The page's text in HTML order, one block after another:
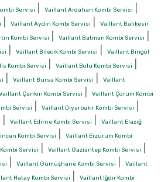
Servisi Vaillant Ardahan Kombi Servisi
Vaillant Aydın Kombi Servisi
Vaillant Balıkesir
Kombi Servisi Vaillant Batman Kombi Servisi
Vaillant Bilecik Kombi Servisi
Vaillant Bingöl
Kombi Servisi Vaillant Bolu Kombi Servisi
Vaillant Bursa Kombi Servisi
Vaillant
Çankırı Kombi Servisi
Vaillant Çorum Kombi
Servisi Vaillant Diyarbakır Kombi Servisi
Vaillant Edirne Kombi Servisi
Vaillant Elazığ
Kombi Servisi
Vaillant Erzurum Kombi
Servisi Vaillant Gaziantep Kombi Servisi
Vaillant Gümüşhane Kombi Servisi
Vaillant
Hatay Kombi Servisi
Vaillant Iğdır Kombi